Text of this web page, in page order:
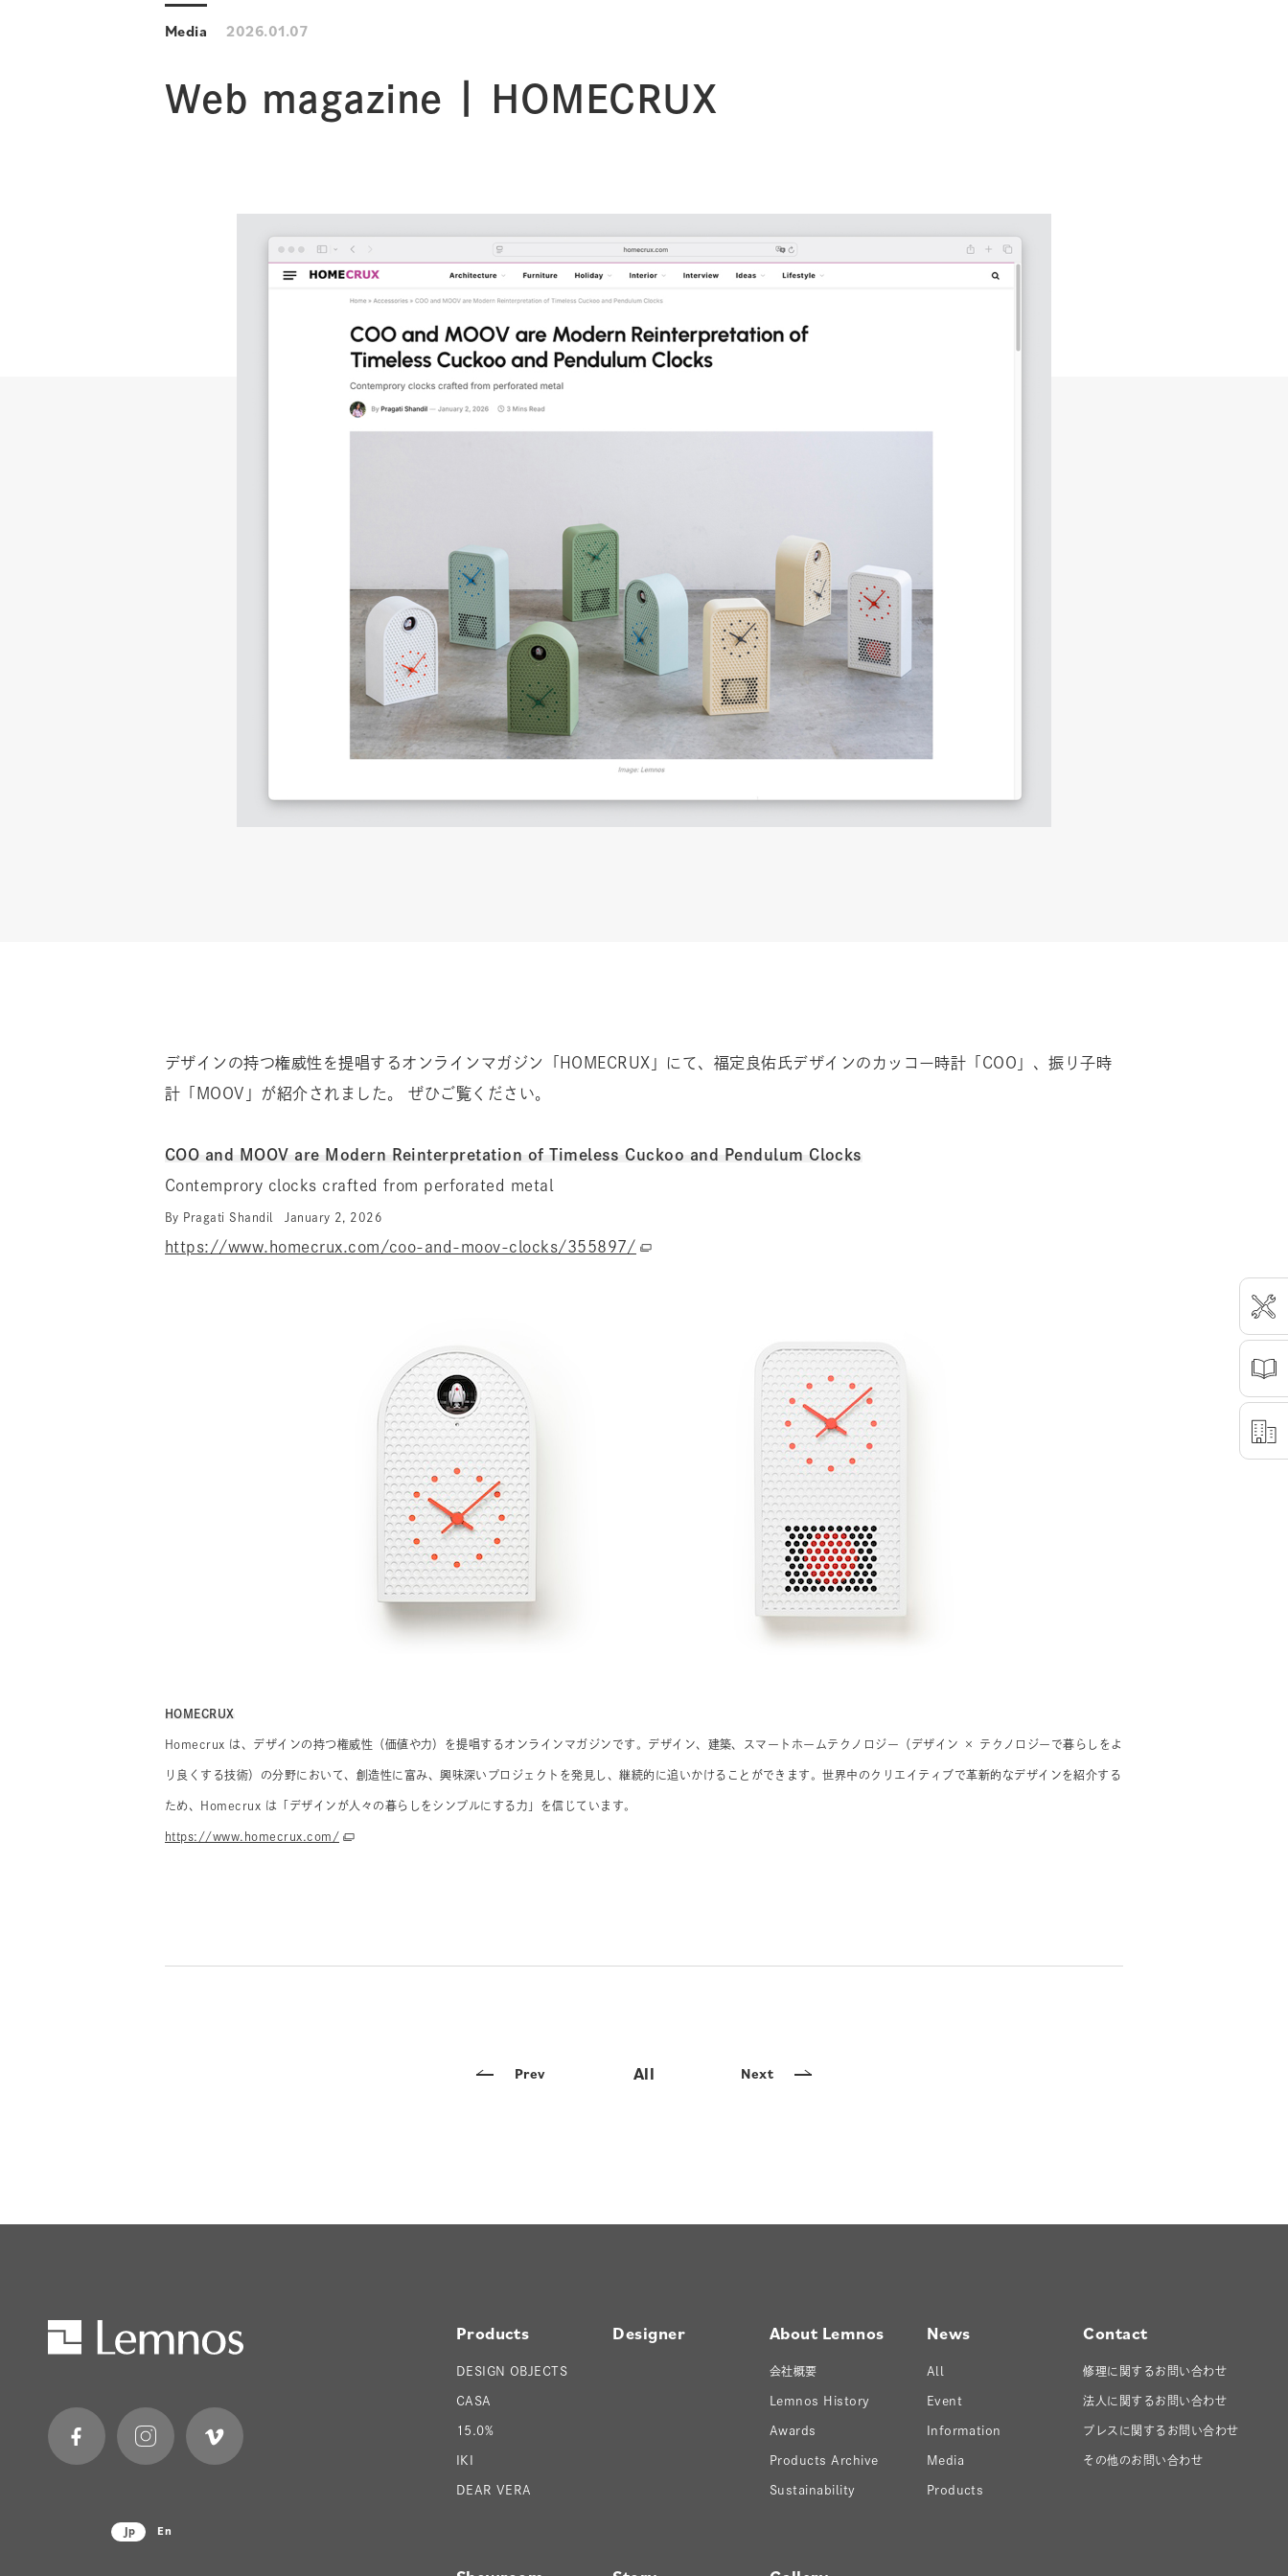
Media 2026.01.07
Web magazine | HOMECRUX
デザインの持つ権威性を提唱するオンラインマガジン「HOMECRUX」にて、福定良佑氏デザインのカッコー時計「COO」、振り子時
計「MOOV」が紹介されました。 ぜひご覧ください。
COO and MOOV are Modern Reinterpretation of Timeless Cuckoo and Pendulum Clocks
Contemprory clocks crafted from perforated metal
By Pragati Shandil January 2, 2026
https://www.homecrux.com/coo-and-moov-clocks/355897/
HOMECRUX
Homecrux は、デザインの持つ権威性（価値や力）を提唱するオンラインマガジンです。デザイン、建築、スマートホームテクノロジー（デザイン × テクノロジーで暮らしをよ
り良くする技術）の分野において、創造性に富み、興味深いプロジェクトを発見し、継続的に追いかけることができます。世界中のクリエイティブで革新的なデザインを紹介する
ため、Homecrux は「デザインが人々の暮らしをシンプルにする力」を信じています。
https://www.homecrux.com/
Prev All Next
Jp En
Products
DESIGN OBJECTS
CASA
15.0%
IKI
DEAR VERA
Designer About Lemnos
会社概要
Lemnos History
Awards
Products Archive
Sustainability
News
All
Event
Information
Media
Products
Contact
修理に関するお問い合わせ
法人に関するお問い合わせ
プレスに関するお問い合わせ
その他のお問い合わせ